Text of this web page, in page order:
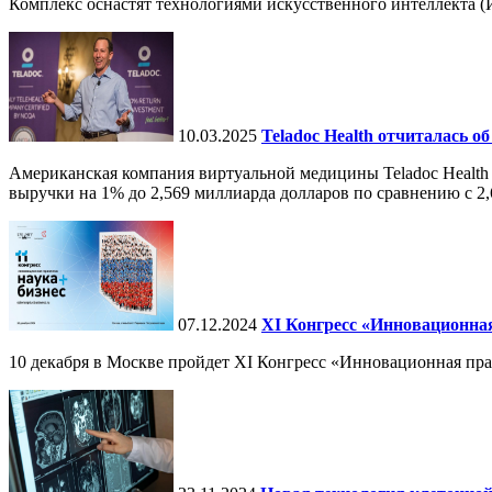
Комплекс оснастят технологиями искусственного
10.03.2025 Teladoc Health отчиталась
Американская компания виртуальной медицины Teladoc
выручки на 1% до 2,569 миллиарда долларов по сравнению с
07.12.2024 ХI Конгресс
10 декабря в Москве пройдет XI Конгресс «Инновационная